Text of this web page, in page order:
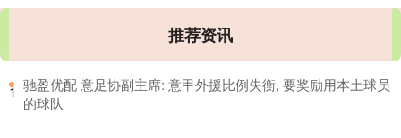
推荐资讯
1 ​驰盈优配 意足协副主席: 意甲外援比例失衡, 要奖励用本土球员
的球队